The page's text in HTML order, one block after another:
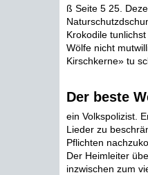
ß Seite 5 25.
Krokodile
Wölfe nicht
Kirschkerne» tu
Der beste
ein Volkspolizist.
Lieder zu
Pflichten
Der Heimleiter
inzwischen zum